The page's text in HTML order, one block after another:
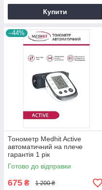
Купити
–44%
Тонометр Medhit Active
автоматичний на плече
гарантія 1 рік
Готово до відправки
675 ₴ 1 200 ₴